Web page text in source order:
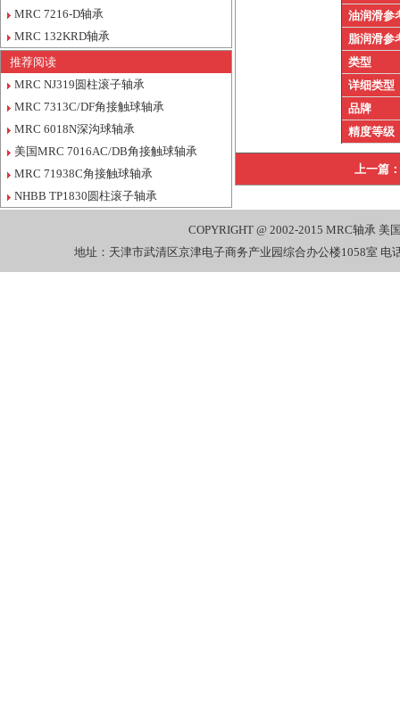
MRC 7216-D轴承
MRC 132KRD轴承
推荐阅读
MRC NJ319圆柱滚子轴承
MRC 7313C/DF角接触球轴承
MRC 6018N深沟球轴承
美国MRC 7016AC/DB角接触球轴承
MRC 71938C角接触球轴承
NHBB TP1830圆柱滚子轴承
油润滑参
脂润滑参
类型
详细类型
品牌
精度等级
上一篇：
COPYRIGHT @ 2002-2015 MRC轴承 美
地址：天津市武清区京津电子商务产业园综合办公楼1058室 电